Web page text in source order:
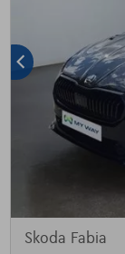
Skoda Fabia